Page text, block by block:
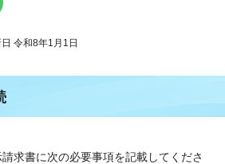
令和8年1月1日
書に次の必要事項を記載してくださ